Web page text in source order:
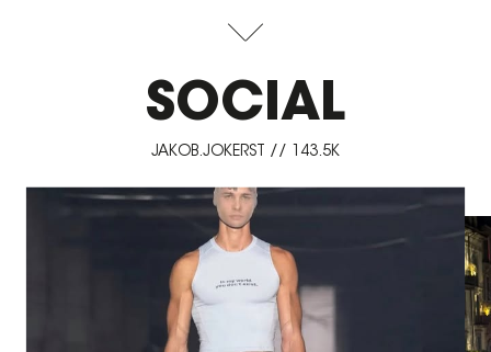
SOCIAL
JAKOB.JOKERST // 143.5K